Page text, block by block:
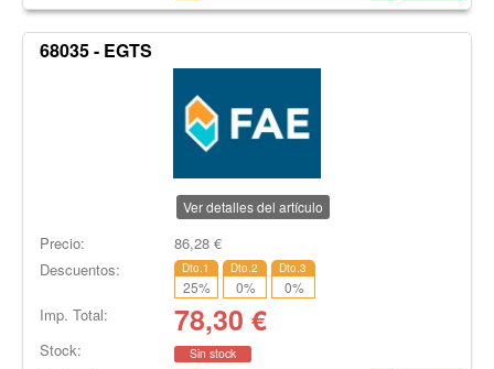
68035 - EGTS
Ver detalles del artículo
Precio: 86,28€
Descuentos:
Dto.1
25%
Dto.2
0%
Dto.3
0%
Imp. Total: 78,30 €
Stock: Sin stock